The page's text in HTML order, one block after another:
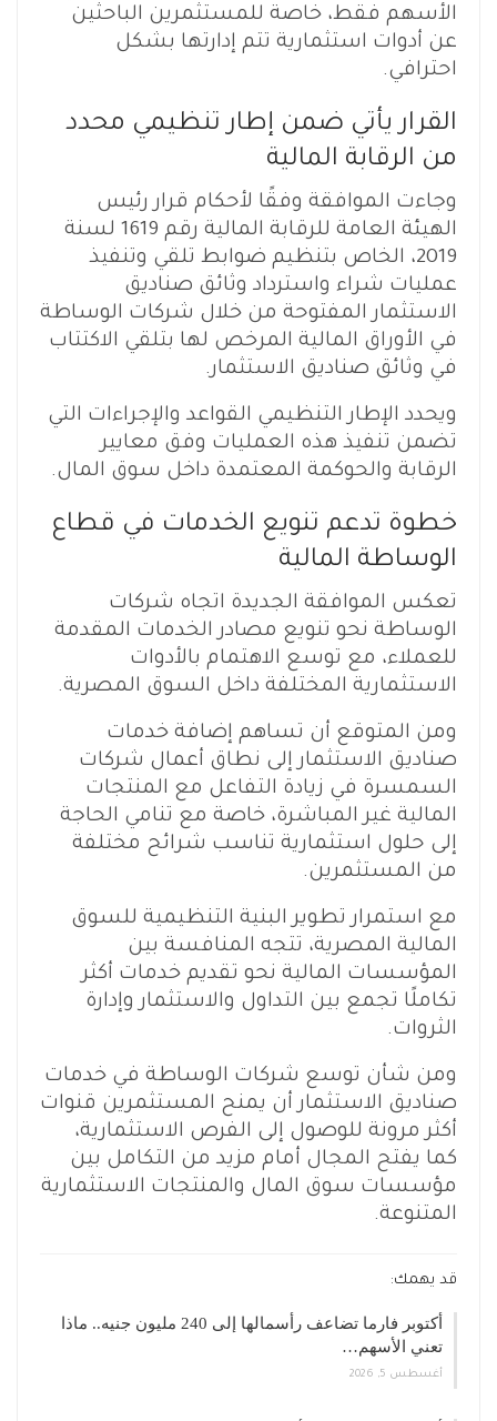
الأسهم فقط، خاصة للمستثمرين الباحثين
عن أدوات استثمارية تتم إدارتها بشكل
احترافي.
القرار يأتي ضمن إطار تنظيمي محدد
من الرقابة المالية
وجاءت الموافقة وفقًا لأحكام قرار رئيس
الهيئة العامة للرقابة المالية رقم 1619 لسنة
2019، الخاص بتنظيم ضوابط تلقي وتنفيذ
عمليات شراء واسترداد وثائق صناديق
الاستثمار المفتوحة من خلال شركات الوساطة
في الأوراق المالية المرخص لها بتلقي الاكتتاب
في وثائق صناديق الاستثمار.
ويحدد الإطار التنظيمي القواعد والإجراءات التي
تضمن تنفيذ هذه العمليات وفق معايير
الرقابة والحوكمة المعتمدة داخل سوق المال.
خطوة تدعم تنويع الخدمات في قطاع
الوساطة المالية
تعكس الموافقة الجديدة اتجاه شركات
الوساطة نحو تنويع مصادر الخدمات المقدمة
للعملاء، مع توسع الاهتمام بالأدوات
الاستثمارية المختلفة داخل السوق المصرية.
ومن المتوقع أن تساهم إضافة خدمات
صناديق الاستثمار إلى نطاق أعمال شركات
السمسرة في زيادة التفاعل مع المنتجات
المالية غير المباشرة، خاصة مع تنامي الحاجة
إلى حلول استثمارية تناسب شرائح مختلفة
من المستثمرين.
مع استمرار تطوير البنية التنظيمية للسوق
المالية المصرية، تتجه المنافسة بين
المؤسسات المالية نحو تقديم خدمات أكثر
تكاملًا تجمع بين التداول والاستثمار وإدارة
الثروات.
ومن شأن توسع شركات الوساطة في خدمات
صناديق الاستثمار أن يمنح المستثمرين قنوات
أكثر مرونة للوصول إلى الفرص الاستثمارية،
كما يفتح المجال أمام مزيد من التكامل بين
مؤسسات سوق المال والمنتجات الاستثمارية
المتنوعة.
قد يهمك:
أكتوبر فارما تضاعف رأسمالها إلى 240 مليون جنيه.. ماذا
تعني الأسهم…
أغسطس 5, 2026